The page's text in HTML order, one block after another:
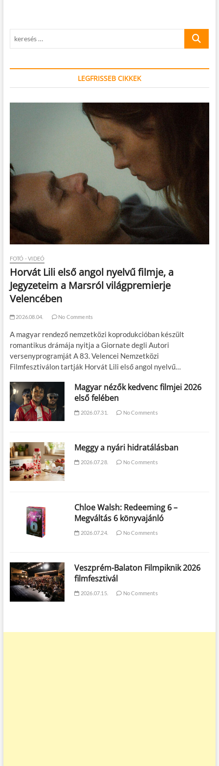
keresés
LEGFRISSEB CIKKEK
FOTÓ - VIDEÓ
Horvát Lili első angol nyelvű filmje, a
Jegyzeteim a Marsról világpremierje
Velencében
2026.08.04. No Comments
A magyar rendező nemzetközi koprodukcióban készült
romantikus drámája nyitja a Giornate degli Autori
versenyprogramját A 83. Velencei Nemzetközi
Filmfesztiválon tartják Horvát Lili első angol nyelvű…
Magyar nézők kedvenc filmjei 2026
első felében
2026.07.31. No Comments
Meggy a nyári hidratálásban
2026.07.28. No Comments
Chloe Walsh: Redeeming 6 –
Megváltás 6 könyvajánló
2026.07.24. No Comments
Veszprém-Balaton Filmpiknik 2026
filmfesztivál
2026.07.15. No Comments